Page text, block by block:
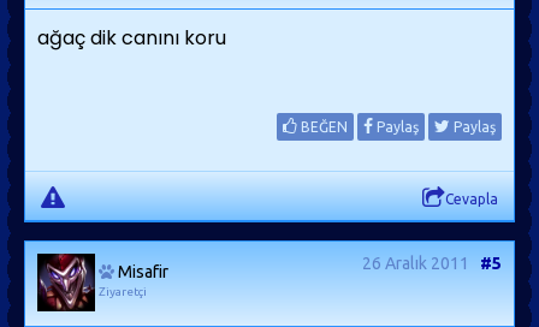
ağaç dik canını koru
BEĞEN Paylaş Paylaş
Cevapla
Misafir
Ziyaretçi
26 Aralık 2011 #5